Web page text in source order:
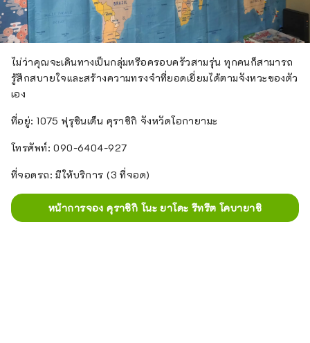
ไม่ว่าคุณจะเดินทางเป็นกลุ่มหรือครอบครัวสามรุ่น ทุกคนก็สามารถ
รู้สึกสบายใจและสร้างความทรงจำที่ยอดเยี่ยมได้ตามจังหวะของตัว
เอง
ที่อยู่: 1075 ฟุรุชินเด็น คุราชิกิ จังหวัดโอกายามะ
โทรศัพท์: 090-6404-927
ที่จอดรถ: มีให้บริการ (3 ที่จอด)
หน้าการจอง คุราชิกิ โนะ ยาโดะ รีทรีต โคบายาชิ